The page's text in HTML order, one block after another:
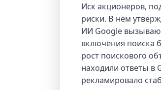
Иск акционеров,
риски. В нём
ИИ Google
включения поиска
рост поискового
находили ответы в
рекламировало